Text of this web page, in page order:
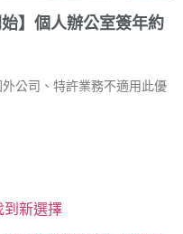
】個人辦公室簽年約
公司、特許業務不適用此優
到新選擇